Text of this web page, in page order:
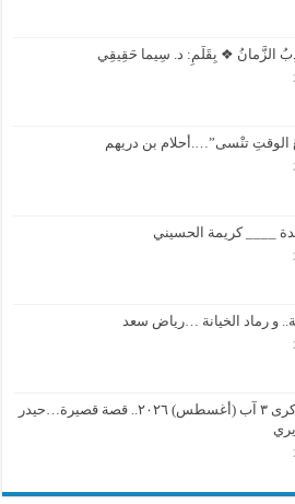
الزَّمانُ ❖ بِقَلَمِ: د. سِيما حَقِيقِي
الوقتِ تنْسى”….أحلام بن دريهم
____ كريمة الحسيني
و رماد الخيانة …رياض سعد
بغضُ مِنْ ذكرى ٣ آب (أغسطس) ٢٠٢٦.. قصة قصيرة…حيدر